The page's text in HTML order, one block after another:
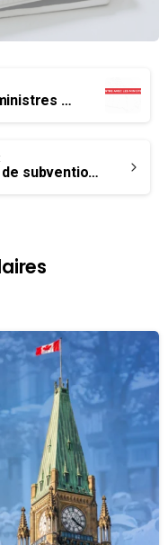
Une rencontre avec les ministres Garneau et Morneau
Nouveau programme de subventions salariales annoncé par le Premier ministre – Une bonne nouvelle